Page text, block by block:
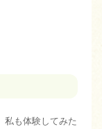
私も体験してみた